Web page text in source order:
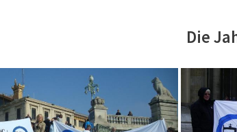
Die